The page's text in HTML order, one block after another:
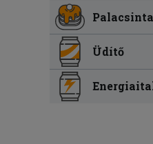
Palacsinta
Üdítő